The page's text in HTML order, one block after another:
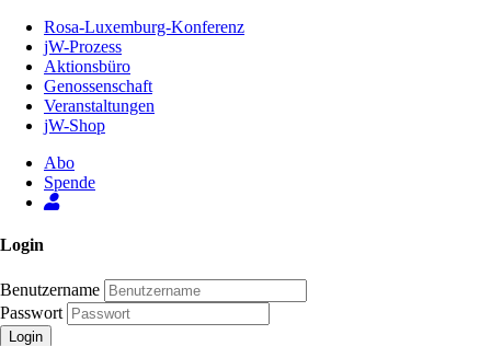
Inhalt
Seite
Rosa-Luxemburg-Konferenz
jW-Prozess
Aktionsbüro
Genossenschaft
Veranstaltungen
jW-Shop
Abo
Spende
Login
Benutzername
Passwort
Login